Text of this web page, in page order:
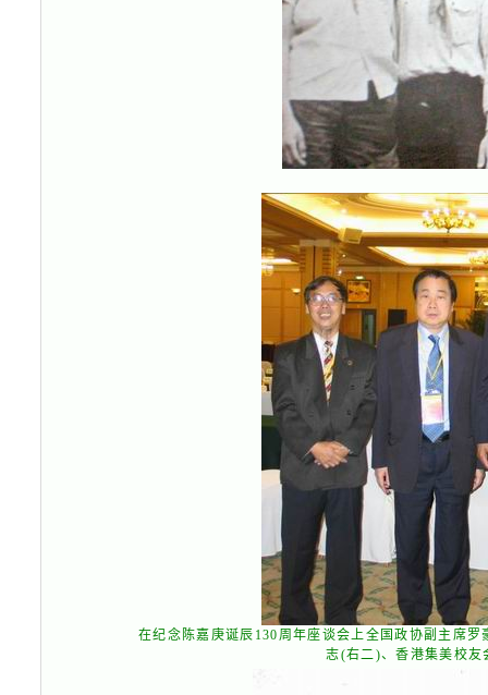
在纪念陈嘉庚诞辰130周年座谈会上全国政协副主席
志(右二)、香港集美校